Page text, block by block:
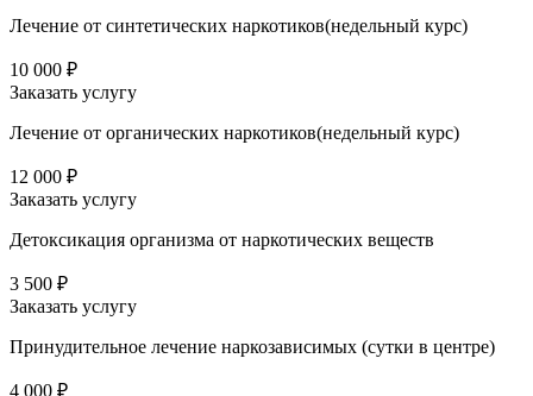
Лечение от синтетических наркотиков(недельный курс)
10 000 ₽
Заказать услугу
Лечение от органических наркотиков(недельный курс)
12 000 ₽
Заказать услугу
Детоксикация организма от наркотических веществ
3 500 ₽
Заказать услугу
Принудительное лечение наркозависимых (сутки в центре)
4 000 ₽